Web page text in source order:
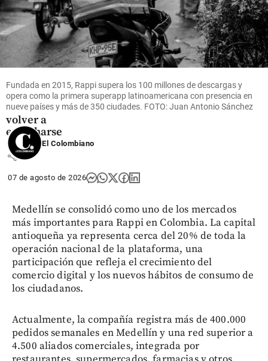
Críticos
Crónicas
de un Fan
Fatal:
Estados
Alterados
decide
volver a
escucharse
share
Fundada en 2015, Rappi supera los 100 millones de descargas y
opera como la primera superapp latinoamericana con presencia en
nueve países y más de 350 ciudades. FOTO: Juan Antonio Sánchez
El Colombiano
07 de agosto de 2026
Medellín se consolidó como uno de los mercados
más importantes para Rappi en Colombia. La capital
antioqueña ya representa cerca del 20% de toda la
operación nacional de la plataforma, una
participación que refleja el crecimiento del
comercio digital y los nuevos hábitos de consumo de
los ciudadanos.
Actualmente, la compañía registra más de 400.000
pedidos semanales en Medellín y una red superior a
4.500 aliados comerciales, integrada por